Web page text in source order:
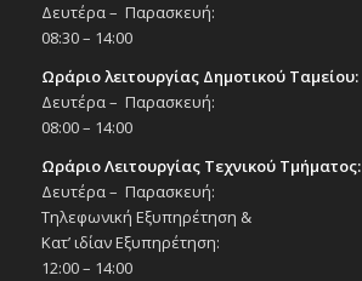
Δευτέρα – Παρασκευή:
08:30 – 14:00
Ωράριο λειτουργίας Δημοτικού Ταμείου:
Δευτέρα – Παρασκευή:
08:00 – 14:00
Ωράριο Λειτουργίας Τεχνικού Τμήματος:
Δευτέρα – Παρασκευή:
Τηλεφωνική Εξυπηρέτηση &
Κατ’ ιδίαν Εξυπηρέτηση:
12:00 – 14:00